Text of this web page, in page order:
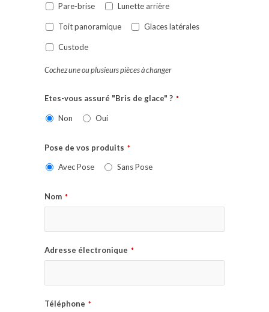
Pare-brise Lunette arrière
Toit panoramique Glaces latérales
Custode
Cochez une ou plusieurs pièces à changer
Etes-vous assuré "Bris de glace" ? *
Non Oui
Pose de vos produits *
Avec Pose Sans Pose
Nom *
Adresse électronique *
Téléphone *